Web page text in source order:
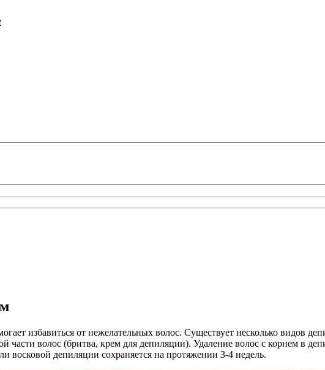
избавиться от нежелательных волос. Существует несколько видов
части волос (бритва, крем для депиляции). Удаление волос с корнем в
восковой депиляции сохраняется на протяжении 3-4 недель.